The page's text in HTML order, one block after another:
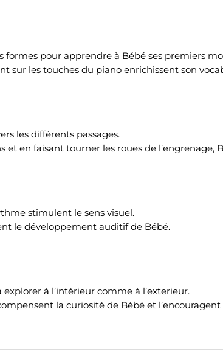
formes pour apprendre à Bébé ses premiers
sur les touches du piano enrichissent son
les différents passages.
et en faisant tourner les roues de l’engrenage,
stimulent le sens visuel.
le développement auditif de Bébé.
à l’intérieur comme à l’exterieur.
la curiosité de Bébé et